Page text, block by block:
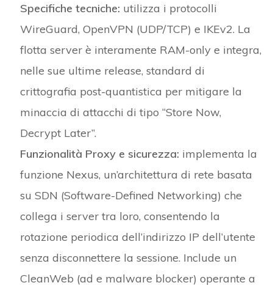
Specifiche tecniche: utilizza i protocolli
WireGuard, OpenVPN (UDP/TCP) e IKEv2. La
flotta server è interamente RAM-only e integra,
nelle sue ultime release, standard di
crittografia post-quantistica per mitigare la
minaccia di attacchi di tipo “Store Now,
Decrypt Later”.
Funzionalità Proxy e sicurezza: implementa la
funzione Nexus, un’architettura di rete basata
su SDN (Software-Defined Networking) che
collega i server tra loro, consentendo la
rotazione periodica dell’indirizzo IP dell’utente
senza disconnettere la sessione. Include un
CleanWeb (ad e malware blocker) operante a